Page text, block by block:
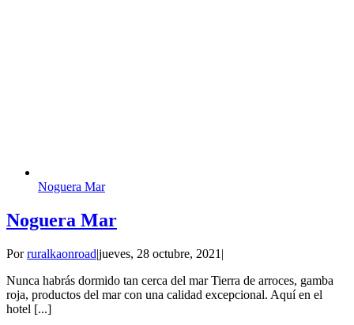
Noguera Mar
Noguera Mar
Porruralkaonroad|jueves, 28 octubre, 2021 |
Nunca habrás dormido tan cerca del mar Tierra de arroces, gamba
roja, productos del mar con una calidad excepcional. Aquí en el
hotel [...]